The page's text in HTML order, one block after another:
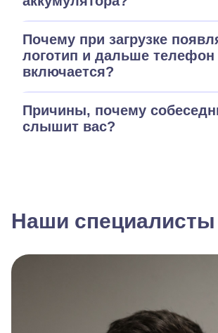
Почему при загрузке
логотип и дальше телефон
включается?
Причины, почему
слышит вас?
Наши специалисты